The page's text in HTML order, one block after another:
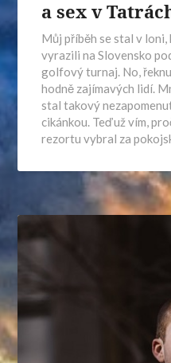
a sex v
Můj příběh se stal v loni,
vyrazili na Slovensko
golfový turnaj. No,
hodně zajímavých lidí.
stal takový
cikánkou. Teď už vím,
rezortu vybral za